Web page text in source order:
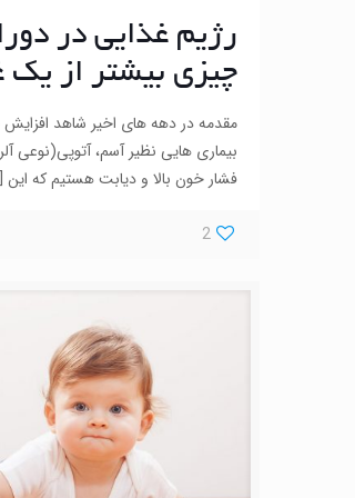
رژیم غذایی در
چیزی بیشتر از یک
مقدمه در دهه های اخیر شاهد
بیماری هایی نظیر آسم، آتوپی(نوعی
فشار خون بالا و دیابت هستیم که این
2